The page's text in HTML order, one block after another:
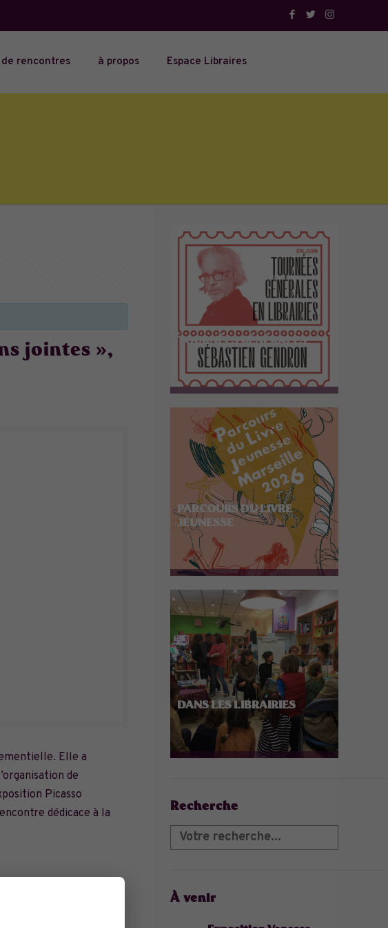
de rencontres à propos Espace Libraires
jointes »,
Elle a
de
Picasso
dédicace à la
»
une retraite
TOURNÉES GÉNÉRALES
PARCOURS DU LIVRE
JEUNESSE
DANS LES LIBRAIRIES
Recherche
À venir